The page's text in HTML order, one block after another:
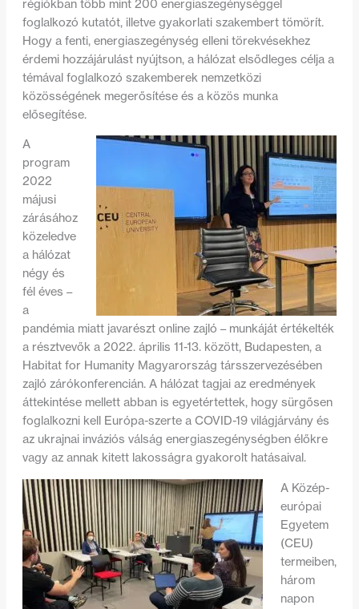
régiókban több mint 200 energiaszegénységgel
foglalkozó kutatót, illetve gyakorlati szakembert tömörít.
Hogy a fenti, energiaszegénység elleni törekvésekhez
érdemi hozzájárulást nyújtson, a hálózat elsődleges célja a
témával foglalkozó szakemberek nemzetközi
közösségének megerősítése és a közös munka
elősegítése.
A
program
2022
májusi
zárásához
közeledve
a hálózat
négy és
fél éves –
a
pandémia miatt javarészt online zajló – munkáját értékelték
a résztvevők a 2022. április 11-13. között, Budapesten, a
Habitat for Humanity Magyarország társszervezésében
zajló zárókonferencián. A hálózat tagjai az eredmények
áttekintése mellett abban is egyetértettek, hogy sürgősen
foglalkozni kell Európa-szerte a COVID-19 világjárvány és
az ukrajnai inváziós válság energiaszegénységben élőkre
vagy az annak kitett lakosságra gyakorolt hatásaival.
A Közép-
európai
Egyetem
(CEU)
termeiben,
három
napon